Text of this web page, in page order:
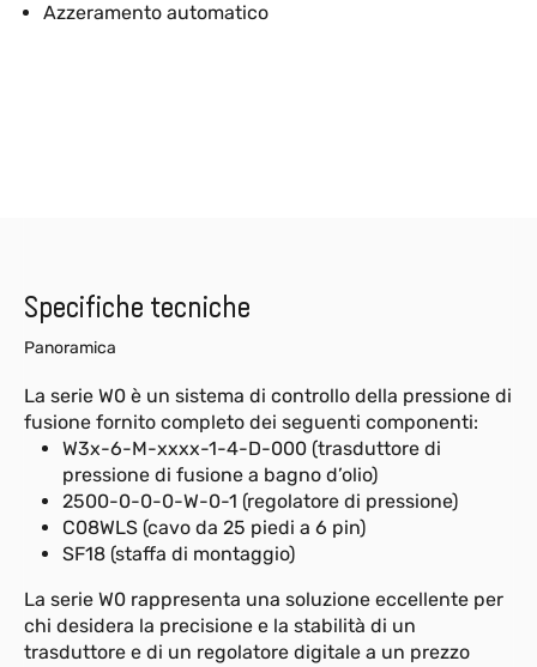
Azzeramento automatico
Specifiche tecniche
Panoramica
La serie W0 è un sistema di controllo della pressione di
fusione fornito completo dei seguenti componenti:
W3x-6-M-xxxx-1-4-D-000 (trasduttore di
pressione di fusione a bagno d’olio)
2500-0-0-0-W-0-1 (regolatore di pressione)
C08WLS (cavo da 25 piedi a 6 pin)
SF18 (staffa di montaggio)
La serie W0 rappresenta una soluzione eccellente per
chi desidera la precisione e la stabilità di un
trasduttore e di un regolatore digitale a un prezzo